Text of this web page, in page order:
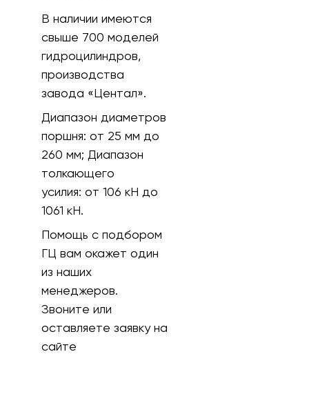
В наличии имеются
свыше 700 моделей
гидроцилиндров,
производства
завода «Центал».
Диапазон диаметров
поршня:от 25 мм до
260 мм; Диапазон
толкающего
усилия:от 106 кH до
1061 кН.
Помощь с подбором
ГЦ вам окажет один
из наших
менеджеров.
Звоните или
оставляете заявку на
сайте